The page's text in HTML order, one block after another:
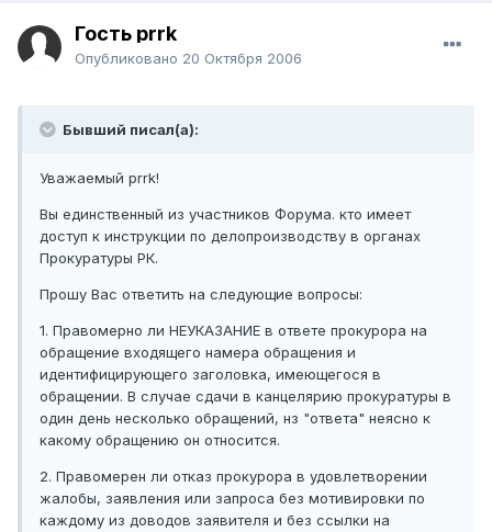
Гость prrk
Опубликовано 20 Октября 2006
Бывший писал(а):
Уважаемый prrk!
Вы единственный из участников Форума. кто имеет
доступ к инструкции по делопроизводству в органах
Прокуратуры РК.
Прошу Вас ответить на следующие вопросы:
1. Правомерно ли НЕУКАЗАНИЕ в ответе прокурора на
обращение входящего намера обращения и
идентифицирующего заголовка, имеющегося в
обращении. В случае сдачи в канцелярию прокуратуры в
один день несколько обращений, нз "ответа" неясно к
какому обращению он относится.
2. Правомерен ли отказ прокурора в удовлетворении
жалобы, заявления или запроса без мотивировки по
каждому из доводов заявителя и без ссылки на